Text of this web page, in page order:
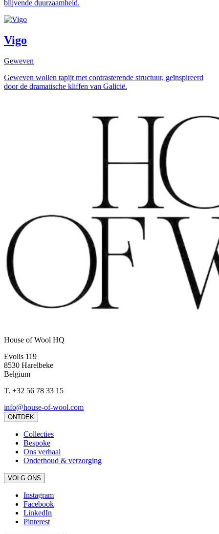
blijvende duurzaamheid.
Vigo
Geweven
Geweven wollen tapijt met contrasterende structuur, geïnspireerd
door de dramatische kliffen van Galicië.
House of Wool HQ
Evolis 119
8530 Harelbeke
Belgium
T. +32 56 78 33 15
info@house-of-wool.com
ONTDEK
Collecties
Bespoke
Ons verhaal
Onderhoud & verzorging
VOLG ONS
Instagram
Facebook
LinkedIn
Pinterest